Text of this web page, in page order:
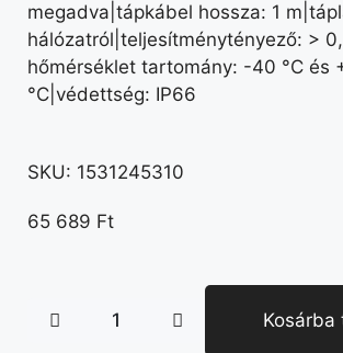
megadva|tápkábel hossza: 1
hálózatról|teljesítménytényező: >
hőmérséklet tartomány: -40 °C és
°C|védettség: IP66
SKU: 1531245310
65 689 Ft
Kosárba